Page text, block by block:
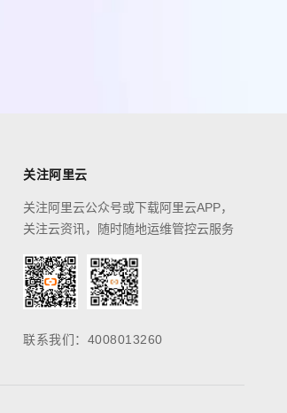
关注阿里云
关注阿里云公众号或下载阿里云APP，
关注云资讯，随时随地运维管控云服务
联系我们：4008013260